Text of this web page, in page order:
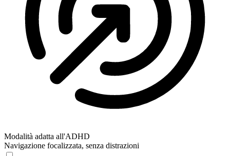
Modalità adatta all'ADHD
Navigazione focalizzata, senza distrazioni